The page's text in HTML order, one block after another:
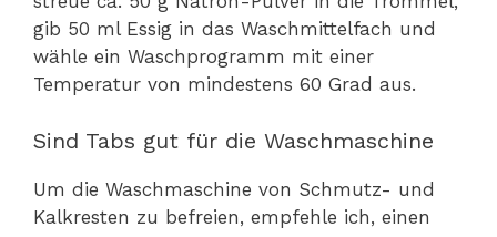
gib 50 ml Essig in das Waschmittelfach und
wähle ein Waschprogramm mit einer
Temperatur von mindestens 60 Grad aus.
Sind Tabs gut für die Waschmaschine
Um die Waschmaschine von Schmutz- und
Kalkresten zu befreien, empfehle ich, einen